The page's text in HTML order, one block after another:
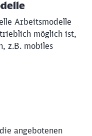
Arbeitsmodelle
möglich ist,
z.B. mobiles
angebotenen